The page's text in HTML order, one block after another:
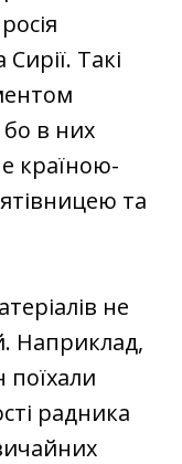
Такі
бо в них
країною-
та
не
Наприклад,
радника